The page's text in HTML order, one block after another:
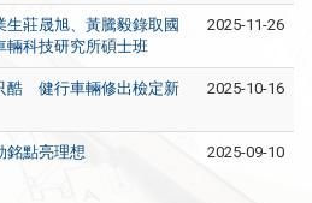
生莊晟旭、黃騰毅錄取國
輛科技研究所碩士班
2025-11-26
酷 健行車輛修出檢定新
2025-10-16
銘點亮理想 2025-09-10